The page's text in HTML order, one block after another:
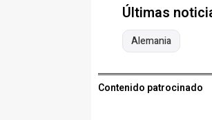
Últimas
Alemania
Contenido patrocinado